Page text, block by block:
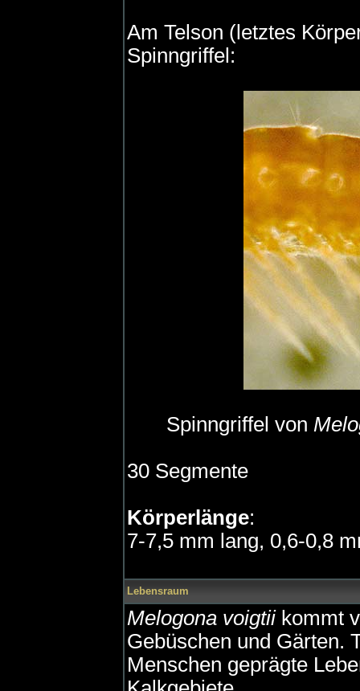
Am Telson (letztes
Spinngriffel:
Spinngriffel von
30 Segmente
Körperlänge:
7-7,5 mm lang, 0,6-0,8
Lebensraum
Melogona voigtiikommt
Gebüschen und Gärten.
Menschen geprägte